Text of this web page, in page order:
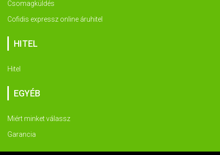
Csomagküldés
Cofidis expressz online áruhitel
HITEL
Hitel
EGYÉB
Miért minket válassz
Garancia